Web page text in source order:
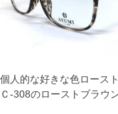
個人的な好きな色ロース
Ｃ-308のローストブラウ